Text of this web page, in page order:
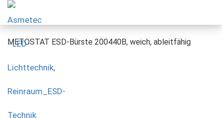
METOSTAT ESD-Bürste 200440B, weich, ableitfähig